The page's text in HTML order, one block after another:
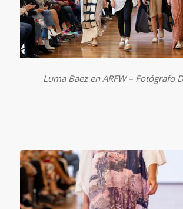
Luma Baez en ARFW – Fotógrafo